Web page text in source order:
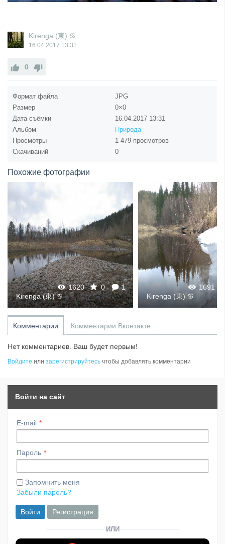
Kirenga (東) ♋
16.04.2017 13:31
0
Формат файла
JPG
Размер
0×0
Дата съёмки
16.04.2017 13:31
Альбом
Природа
Просмотры
1 479 просмотров
Скачиваний
0
Похожие фотографии
1620 0
1
Kirenga (東) ♋
1691
Kirenga (東) ♋
Комментарии Комментарии Вконтакте
Нет комментариев. Ваш будет первым!
Войдите или зарегистрируйтесь чтобы добавлять комментарии
Войти на сайт
E-mail
Пароль
Запомнить меня
Забыли пароль?
Войти Регистрация
ИЛИ